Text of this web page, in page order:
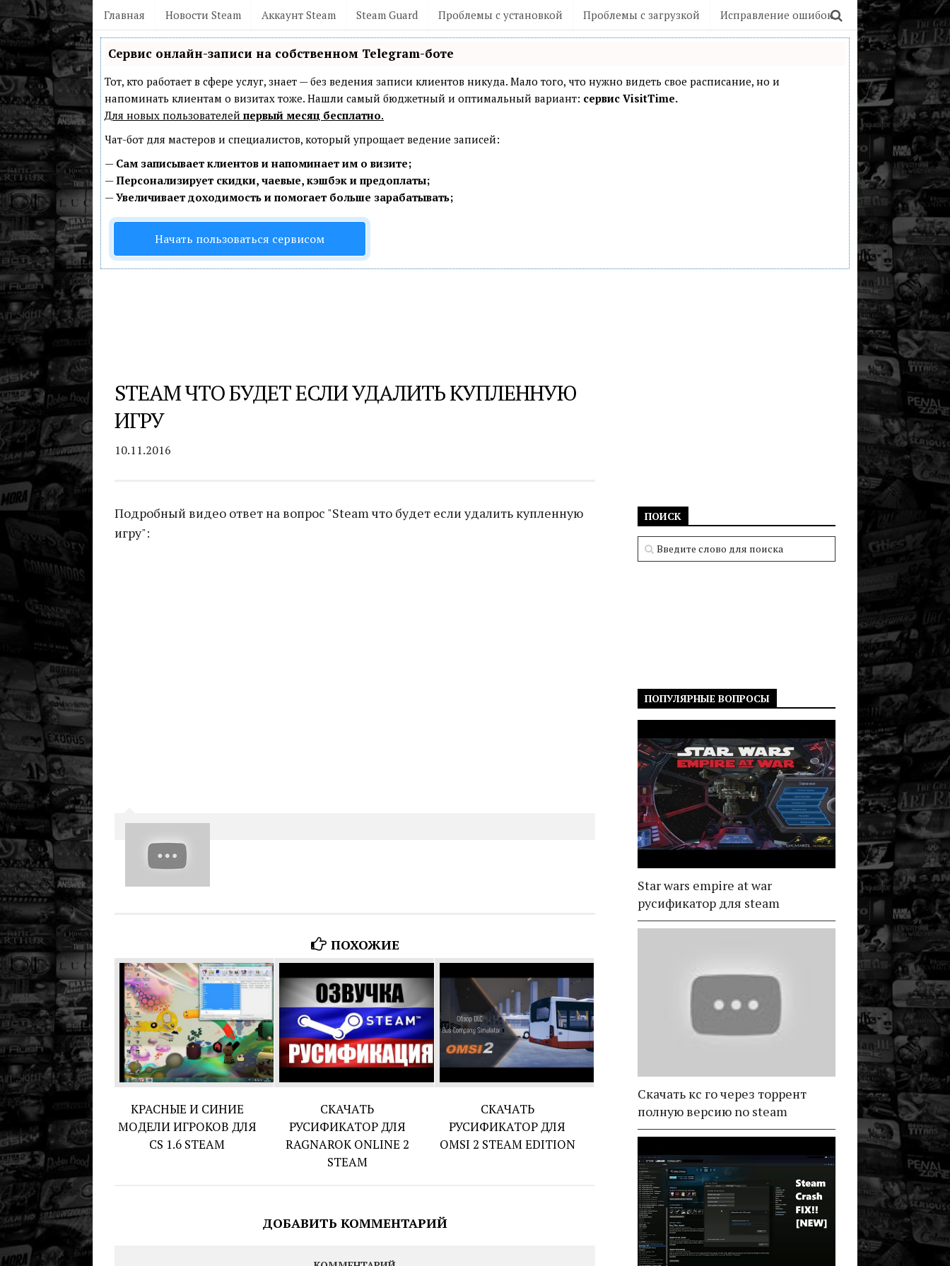
Главная Новости Steam Аккаунт Steam Steam Guard Проблемы с установкой Проблемы с загрузкой Исправление ошибок
Сервис онлайн-записи на собственном Telegram-боте
Тот, кто работает в сфере услуг, знает — без ведения записи клиентов никуда. Мало того, что нужно видеть свое расписание, но и
напоминать клиентам о визитах тоже. Нашли самый бюджетный и оптимальный вариант: сервис VisitTime.
Для новых пользователей первый месяц бесплатно.
Чат-бот для мастеров и специалистов, который упрощает ведение записей:
— Сам записывает клиентов и напоминает им о визите;
—Персонализирует скидки, чаевые, кэшбэк и предоплаты;
—Увеличивает доходимость и помогает больше зарабатывать;
Начать пользоваться сервисом
STEAM ЧТО БУДЕТ ЕСЛИ УДАЛИТЬ КУПЛЕННУЮ
ИГРУ
10.11.2016
Подробный видео ответ на вопрос "Steam что будет если удалить купленную
игру":
ПОХОЖИЕ
КРАСНЫЕ И СИНИЕ
МОДЕЛИ ИГРОКОВ ДЛЯ
CS 1.6 STEAM
СКАЧАТЬ
РУСИФИКАТОР ДЛЯ
RAGNAROK ONLINE 2
STEAM
СКАЧАТЬ
РУСИФИКАТОР ДЛЯ
OMSI 2 STEAM EDITION
ДОБАВИТЬ КОММЕНТАРИЙ
ПОИСК
ПОПУЛЯРНЫЕ ВОПРОСЫ
Star wars empire at war
русификатор для steam
Скачать кс го через торрент
полную версию no steam